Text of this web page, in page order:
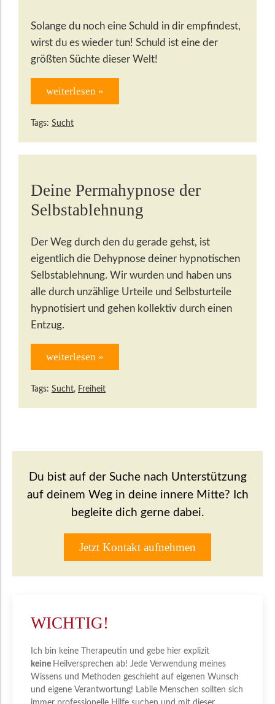
Solange du noch eine Schuld in dir empfindest,
wirst du es wieder tun! Schuld ist eine der
größten Süchte dieser Welt!
weiterlesen »
Tags: Sucht
Deine Permahypnose der
Selbstablehnung
Der Weg durch den du gerade gehst, ist
eigentlich die Dehypnose deiner hypnotischen
Selbstablehnung. Wir wurden und haben uns
alle durch unzählige Urteile und Selbsturteile
hypnotisiert und gehen kollektiv durch einen
Entzug.
weiterlesen »
Tags: Sucht, Freiheit
Du bist auf der Suche nach Unterstützung
auf deinem Weg in deine innere Mitte? Ich
begleite dich gerne dabei.
Jetzt Kontakt aufnehmen
WICHTIG!
Ich bin keine Therapeutin und gebe hier explizit
keine Heilversprechen ab! Jede Verwendung meines
Wissens und Methoden geschieht auf eigenen Wunsch
und eigene Verantwortung! Labile Menschen sollten sich